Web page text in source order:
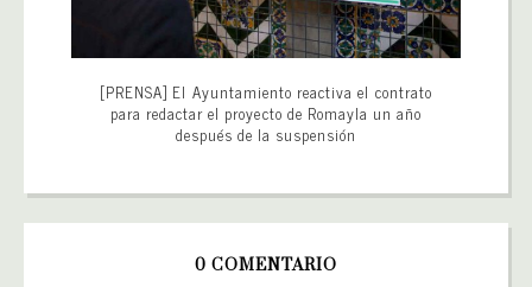
[PRENSA] El Ayuntamiento reactiva el contrato
para redactar el proyecto de Romayla un año
después de la suspensión
0 COMENTARIO